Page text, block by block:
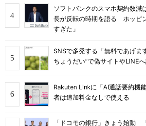
ソフトバンクのスマホ契約数
長が反転の時期を語る ホッピ
すぎた」
SNSで多発する「無料であげ
ちょうだい”で偽サイトやLINE
Rakuten Linkに「AI通話要約機
者は追加料金なしで使える
「ドコモの銀行」きょう始動